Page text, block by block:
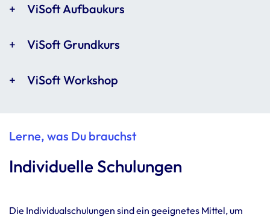
ViSoft Aufbaukurs
ViSoft Grundkurs
ViSoft Workshop
Lerne, was Du brauchst
Individuelle Schulungen
Die Indi­vi­du­al­schu­lungen sind ein geeig­netes Mittel, um